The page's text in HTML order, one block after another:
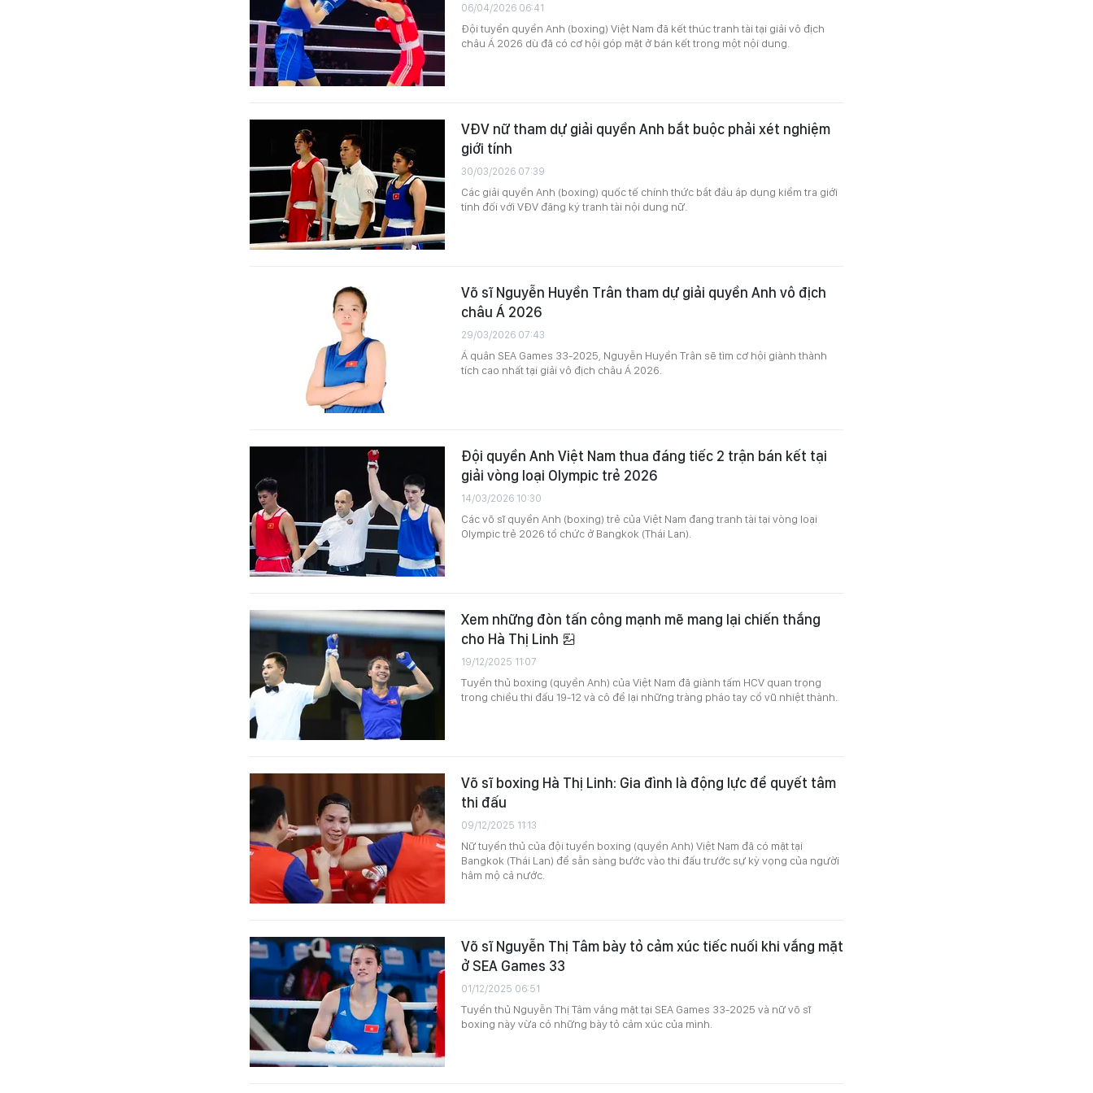
06/04/2026 06:41
Đội tuyển quyền Anh (boxing) Việt Nam đã kết thúc tranh tài tại giải vô địch
châu Á 2026 dù đã có cơ hội góp mặt ở bán kết trong một nội dung.
VĐV nữ tham dự giải quyền Anh bắt buộc phải xét nghiệm
giới tính
30/03/2026 07:39
Các giải quyền Anh (boxing) quốc tế chính thức bắt đầu áp dụng kiểm tra giới
tính đối với VĐV đăng ký tranh tài nội dung nữ.
Võ sĩ Nguyễn Huyền Trân tham dự giải quyền Anh vô địch
châu Á 2026
29/03/2026 07:43
Á quân SEA Games 33-2025, Nguyễn Huyền Trân sẽ tìm cơ hội giành thành
tích cao nhất tại giải vô địch châu Á 2026.
Đội quyền Anh Việt Nam thua đáng tiếc 2 trận bán kết tại
giải vòng loại Olympic trẻ 2026
14/03/2026 10:30
Các võ sĩ quyền Anh (boxing) trẻ của Việt Nam đang tranh tài tại vòng loại
Olympic trẻ 2026 tổ chức ở Bangkok (Thái Lan).
Xem những đòn tấn công mạnh mẽ mang lại chiến thắng
cho Hà Thị Linh
19/12/2025 11:07
Tuyển thủ boxing (quyền Anh) của Việt Nam đã giành tấm HCV quan trọng
trong chiều thi đấu 19-12 và cô để lại những tràng pháo tay cổ vũ nhiệt thành.
Võ sĩ boxing Hà Thị Linh: Gia đình là động lực để quyết tâm
thi đấu
09/12/2025 11:13
Nữ tuyển thủ của đội tuyển boxing (quyền Anh) Việt Nam đã có mặt tại
Bangkok (Thái Lan) để sẵn sàng bước vào thi đấu trước sự kỳ vọng của người
hâm mộ cả nước.
Võ sĩ Nguyễn Thị Tâm bày tỏ cảm xúc tiếc nuối khi vắng mặt
ở SEA Games 33
01/12/2025 06:51
Tuyển thủ Nguyễn Thị Tâm vắng mặt tại SEA Games 33-2025 và nữ võ sĩ
boxing này vừa có những bày tỏ cảm xúc của mình.